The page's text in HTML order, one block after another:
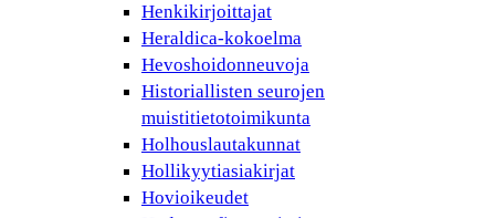
Henkikirjoittajat
Heraldica-kokoelma
Hevoshoidonneuvoja
Historiallisten seurojen
muistitietotoimikunta
Holhouslautakunnat
Hollikyytiasiakirjat
Hovioikeudet